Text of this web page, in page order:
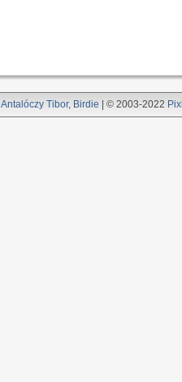
Antalóczy Tibor, Birdie | © 2003-2022